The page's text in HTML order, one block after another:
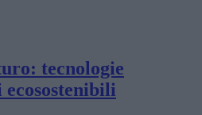
tecnologie
ecosostenibili